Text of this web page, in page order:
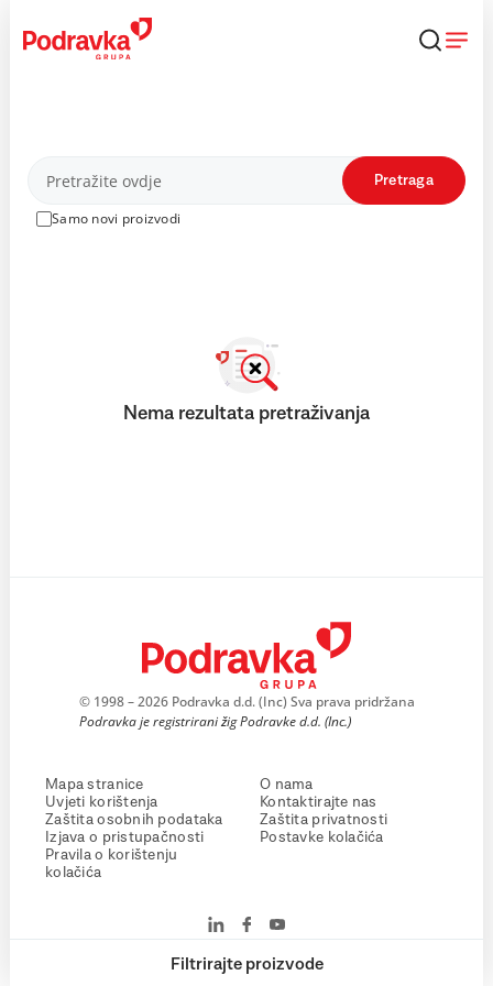
content
Proizvodi
Samo novi proizvodi
Pretraga
Filtrirajte proizvode
Nema rezultata pretraživanja
© 1998 – 2026 Podravka d.d. (Inc) Sva prava pridržana
Podravka je registrirani žig Podravke d.d. (Inc.)
Mapa stranice
Uvjeti korištenja
Zaštita osobnih podataka
Izjava o pristupačnosti
Pravila o korištenju
kolačića
O nama
Kontaktirajte nas
Zaštita privatnosti
Postavke kolačića